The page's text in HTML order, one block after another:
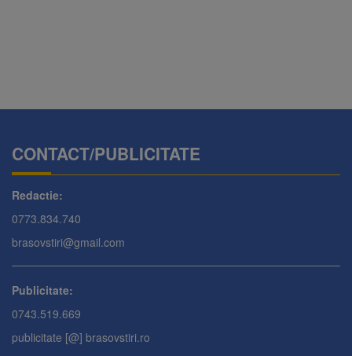
CONTACT/PUBLICITATE
Redactie:
0773.834.740
brasovstiri@gmail.com
Publicitate:
0743.519.669
publicitate [@] brasovstiri.ro